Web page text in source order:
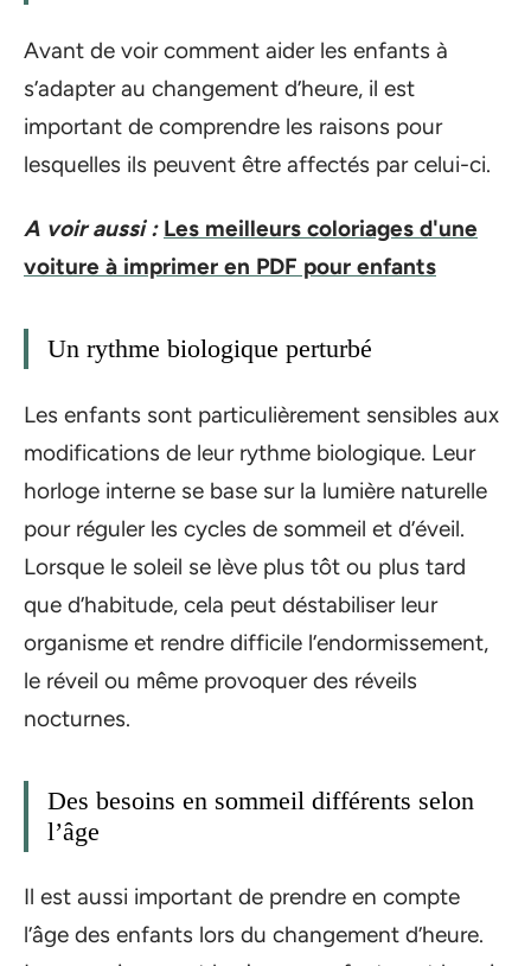
Avant de voir comment aider les enfants à
s’adapter au changement d’heure, il est
important de comprendre les raisons pour
lesquelles ils peuvent être affectés par celui-ci.
A voir aussi : Les meilleurs coloriages d'une
voiture à imprimer en PDF pour enfants
Un rythme biologique perturbé
Les enfants sont particulièrement sensibles aux
modifications de leur rythme biologique. Leur
horloge interne se base sur la lumière naturelle
pour réguler les cycles de sommeil et d’éveil.
Lorsque le soleil se lève plus tôt ou plus tard
que d’habitude, cela peut déstabiliser leur
organisme et rendre difficile l’endormissement,
le réveil ou même provoquer des réveils
nocturnes.
Des besoins en sommeil différents selon
l’âge
Il est aussi important de prendre en compte
l’âge des enfants lors du changement d’heure.